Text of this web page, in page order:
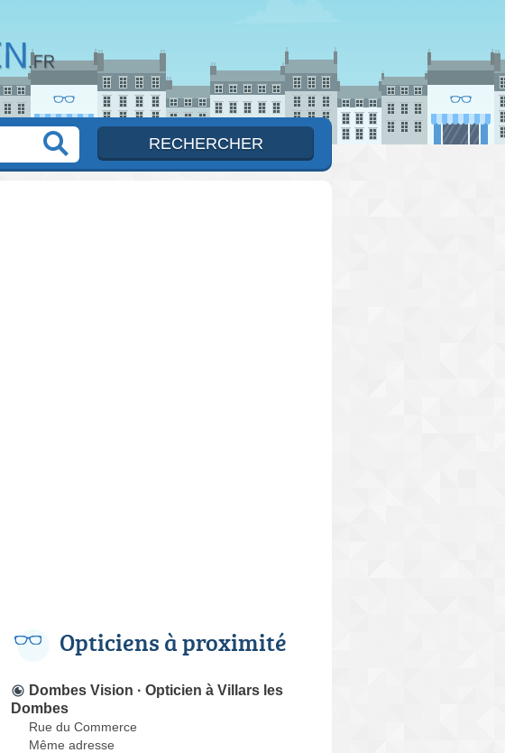
Opticiens à proximité
Dombes Vision · Opticien à Villars les
Dombes
Rue du Commerce
Même adresse